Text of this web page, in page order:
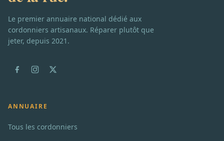
Le premier annuaire national dédié aux
cordonniers artisanaux. Réparer plutôt que
jeter, depuis 2021.
ANNUAIRE
Tous les cordonniers